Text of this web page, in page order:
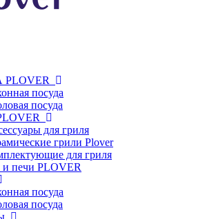
посуда
посуда
для гриля
грили Plover
для гриля
печи PLOVER
посуда
посуда